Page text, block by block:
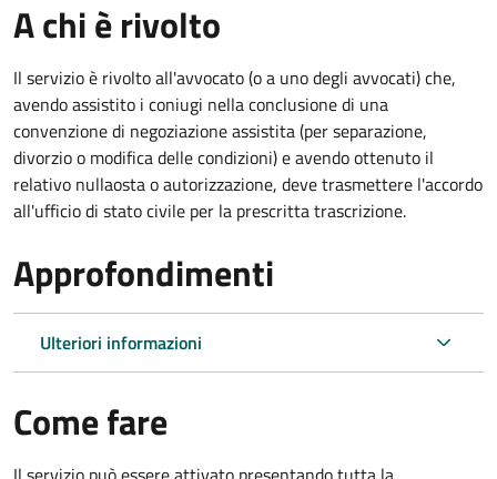
A chi è rivolto
Il servizio è rivolto all'avvocato (o a uno degli avvocati) che,
avendo assistito i coniugi nella conclusione di una
convenzione di negoziazione assistita (per separazione,
divorzio o modifica delle condizioni) e avendo ottenuto il
relativo nullaosta o autorizzazione, deve trasmettere l'accordo
all'ufficio di stato civile per la prescritta trascrizione.
Approfondimenti
Ulteriori informazioni
Come fare